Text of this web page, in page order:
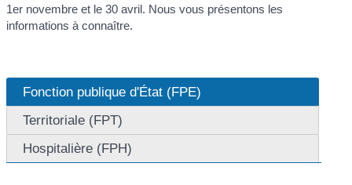
1er novembre et le 30 avril. Nous vous présentons les
informations à connaître.
Fonction publique d'État (FPE)
Territoriale (FPT)
Hospitalière (FPH)